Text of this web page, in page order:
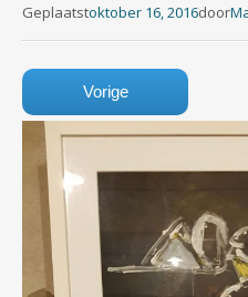
Geplaatstoktober 16, 2016door
Vorige